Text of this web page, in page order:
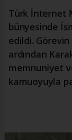
Türk İnternet
bünyesinde
edildi.
ardından
memnuniyet
kamuoyuyla